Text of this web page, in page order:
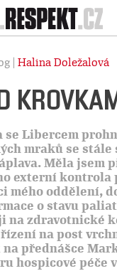
Respekt
| Halina Doležalová
Libercem
mraků se stále
Měla jsem
externí
mého oddělení,
o stavu
na zdravotnické
na post
přednášce
hospicové péče